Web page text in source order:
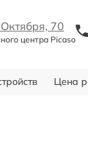
70
центра Picaso
Цена